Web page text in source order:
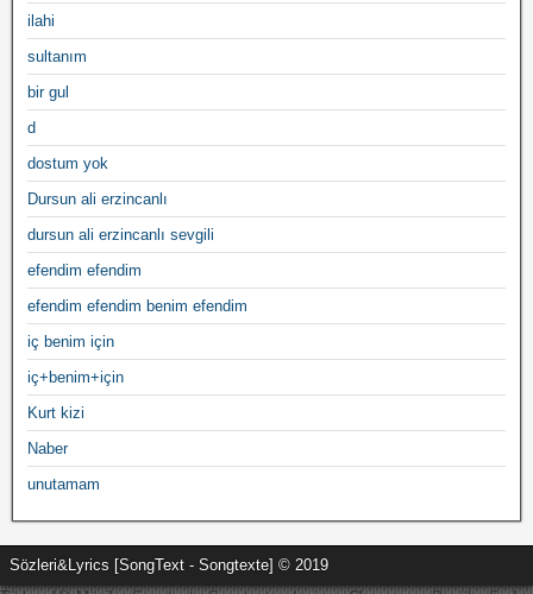
ilahi
sultanım
bir gul
d
dostum yok
Dursun ali erzincanlı
dursun ali erzincanlı sevgili
efendim efendim
efendim efendim benim efendim
iç benim için
iç+benim+için
Kurt kizi
Naber
unutamam
Sözleri&Lyrics [SongText - Songtexte] © 2019